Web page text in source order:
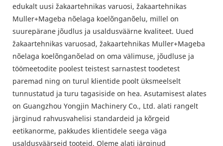
edukalt uusi žakaartehnikas varuosi, žakaartehnikas
Muller+Mageba nõelaga koelõnganõelu, millel on
suurepärane jõudlus ja usaldusväärne kvaliteet. Uued
žakaartehnikas varuosad, žakaartehnikas Muller+Mageba
nõelaga koelõnganõelad on oma välimuse, jõudluse ja
töömeetodite poolest teistest sarnastest toodetest
paremad ning on turul klientide poolt üksmeelselt
tunnustatud ja turu tagasiside on hea. Asutamisest alates
on Guangzhou Yongjin Machinery Co., Ltd. alati rangelt
järginud rahvusvahelisi standardeid ja kõrgeid
eetikanorme, pakkudes klientidele seega väga
usaldusväärseid tooteid. Oleme alati järginud